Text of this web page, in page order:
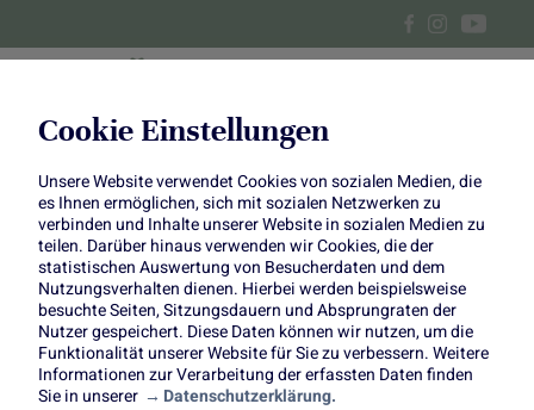
Cookie Einstellungen
Unsere Website verwendet Cookies von sozialen Medien, die
es Ihnen ermöglichen, sich mit sozialen Netzwerken zu
verbinden und Inhalte unserer Website in sozialen Medien zu
teilen. Darüber hinaus verwenden wir Cookies, die der
statistischen Auswertung von Besucherdaten und dem
Nutzungsverhalten dienen. Hierbei werden beispielsweise
besuchte Seiten, Sitzungsdauern und Absprungraten der
Nutzer gespeichert. Diese Daten können wir nutzen, um die
Funktionalität unserer Website für Sie zu verbessern. Weitere
Informationen zur Verarbeitung der erfassten Daten finden
Sie in unserer
Datenschutzerklärung.
Karamellisierte Kaki mit Minz-
Joghurt und Pistazien